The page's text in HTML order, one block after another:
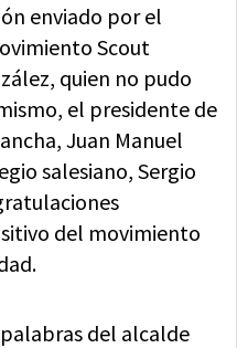
enviado por el
Scout
quien no pudo
el presidente de
Juan Manuel
salesiano, Sergio
del movimiento
del alcalde